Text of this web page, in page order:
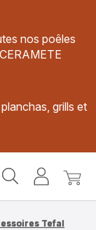
nos poêles
grills et
MonMon
Tefal